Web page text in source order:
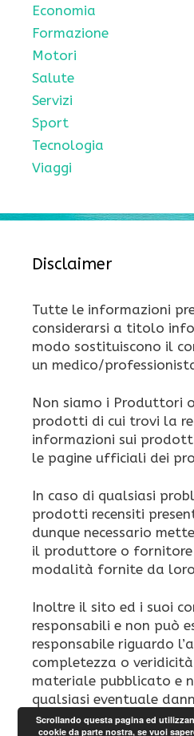
Economia
Formazione
Motori
Salute
Servizi
Sport
Tecnologia
Viaggi
Disclaimer
Tutte le informazioni
considerarsi a titolo
modo sostituiscono il
un medico/
Non siamo i Produttori
prodotti di cui trovi la
informazioni sui
le pagine ufficiali dei
In caso di qualsiasi
prodotti recensiti
dunque necessario
il produttore o fornitore
modalità fornite da
Inoltre il sito ed i suoi
responsabili e non può
responsabile riguardo
completezza o
materiale pubblicato e
qualsiasi eventuale
Scrollando questa pagina ed
cookie da parte nostra, se vuoi